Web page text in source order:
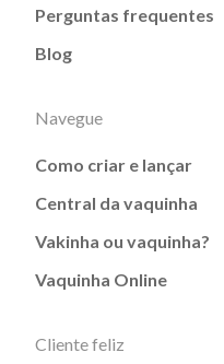
Perguntas frequentes
Blog
Navegue
Como criar e lançar
Central da vaquinha
Vakinha ou vaquinha?
Vaquinha Online
Cliente feliz